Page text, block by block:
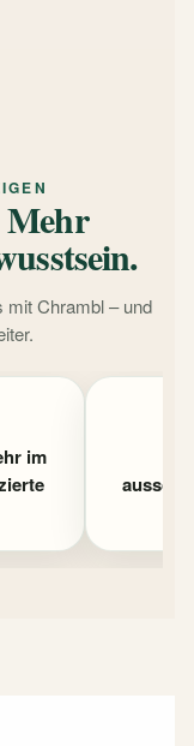
Mehr
mit Chrambl – und
im